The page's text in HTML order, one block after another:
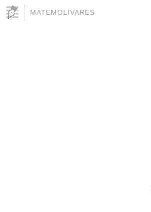
MATEMOLIVARES